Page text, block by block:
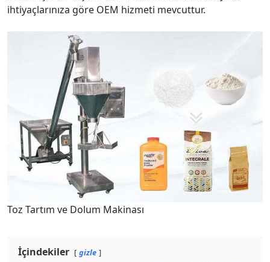
ihtiyaçlarınıza göre OEM hizmeti mevcuttur.
Toz Tartım ve Dolum Makinası
İçindekiler gizle